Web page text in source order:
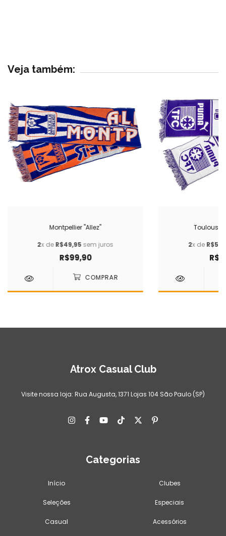
Veja também:
Montpellier "Allez"
2x deR$49,95 sem juros
R$99,90
Toulouse
2x de
Atrox Casual Club
Visite nossa loja: Rua Augusta, 1371 Lojas 104 São Paulo (SP)
Categorias
Início Clubes
Seleções Especiais
Casual Acessórios